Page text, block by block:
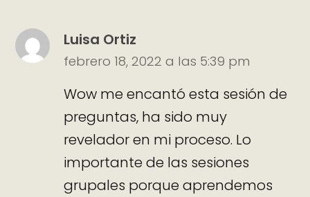
Luisa Ortiz
febrero 18, 2022 a las 5:39 pm
Wow me encantó esta sesión de
preguntas, ha sido muy
revelador en mi proceso. Lo
importante de las sesiones
grupales porque aprendemos